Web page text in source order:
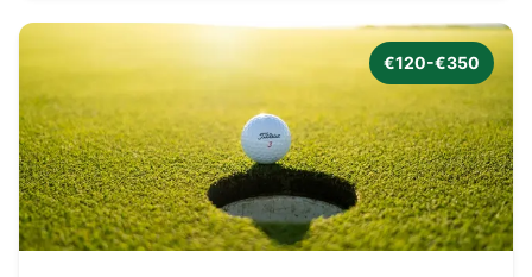
€120-€350